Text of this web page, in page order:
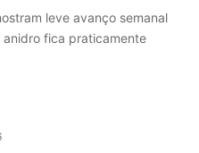
leve avanço semanal
fica praticamente